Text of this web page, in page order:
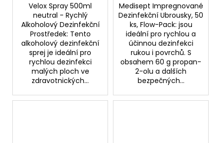
Velox Spray 500ml
neutral - Rychlý
Alkoholový Dezinfekční
Prostředek: Tento
alkoholový dezinfekční
sprej je ideální pro
rychlou dezinfekci
malých ploch ve
zdravotnických...
Medisept Impregnované
Dezinfekční Ubrousky, 50
ks, Flow-Pack: jsou
ideální pro rychlou a
účinnou dezinfekci
rukou i povrchů. S
obsahem 60 g propan-
2-olu a dalších
bezpečných...